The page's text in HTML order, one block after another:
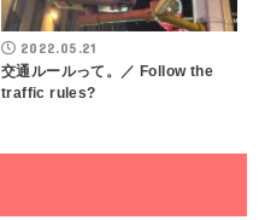
2022.05.21
交通ルールって。／ Follow the
traffic rules?